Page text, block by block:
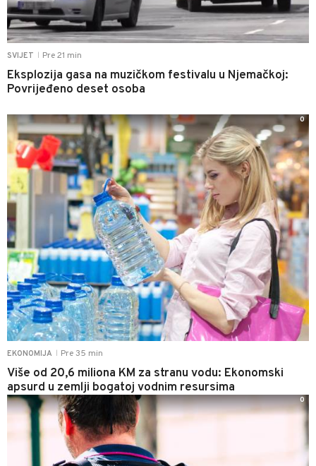
SVIJET Pre 21 min
Eksplozija gasa na muzičkom festivalu u Njemačkoj:
Povrijeđeno deset osoba
EKONOMIJA Pre 35 min
Više od 20,6 miliona KM za stranu vodu: Ekonomski
apsurd u zemlji bogatoj vodnim resursima
0
0